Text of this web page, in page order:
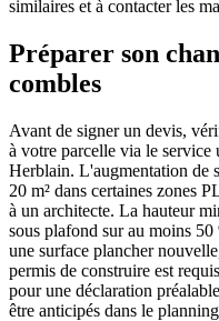
similaires et à contacter les
Préparer son
combles
Avant de signer un devis,
à votre parcelle via le service
Herblain. L'augmentation de
20 m² dans certaines zones
à un architecte. La hauteur
sous plafond sur au moins
une surface plancher
permis de construire est
pour une déclaration
être anticipés dans le